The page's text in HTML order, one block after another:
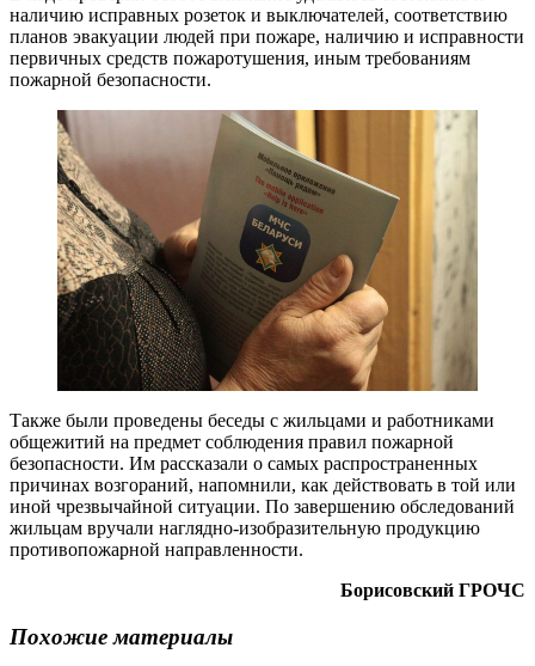
наличию исправных розеток и выключателей, соответствию
планов эвакуации людей при пожаре, наличию и исправности
первичных средств пожаротушения, иным требованиям
пожарной безопасности.
Также были проведены беседы с жильцами и работниками
общежитий на предмет соблюдения правил пожарной
безопасности. Им рассказали о самых распространенных
причинах возгораний, напомнили, как действовать в той или
иной чрезвычайной ситуации. По завершению обследований
жильцам вручали наглядно-изобразительную продукцию
противопожарной направленности.
Борисовский ГРОЧС
Похожие материалы